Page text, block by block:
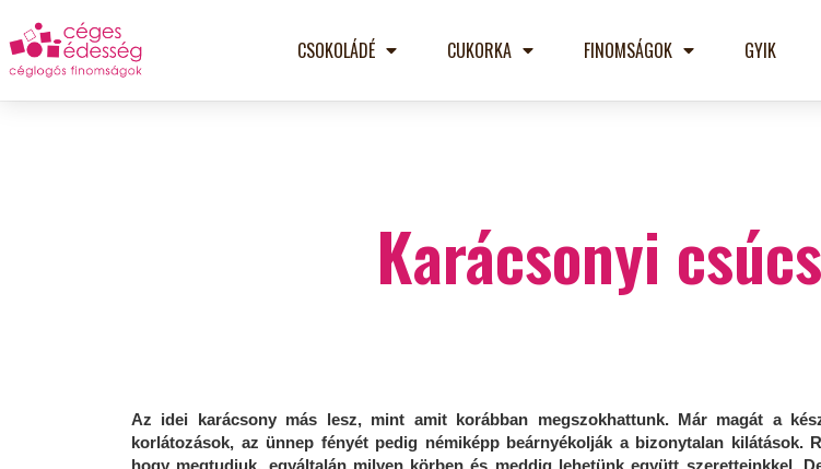
CSOKOLÁDÉ CUKORKA FINOMSÁGOK GYIK
Karácsonyi
Az idei karácsony más lesz, mint amit korábban megszokhattunk. Már magát a
korlátozások, az ünnep fényét pedig némiképp beárnyékolják a bizonytalan kilátások.
hogy megtudjuk, egyáltalán milyen körben és meddig lehetünk együtt szeretteinkkel.